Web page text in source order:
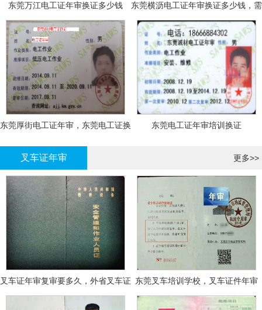
东莞万江电工证年审换证多少钱
东莞横沥电工证年审换证多少钱，需
要什么资料
东莞厚街电工证年审，东莞电工证换
东莞电工证年审培训换证
叉车证年审 更多>>
叉车证年审复审要多久，外省叉车证
年审换证
东莞叉车培训学校，叉车证件年审